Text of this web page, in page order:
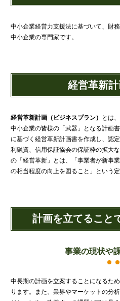
会社設立0円プラン
株式会社設立
合同会社設立
財団法人設立
NPO法人設立
経営革新計画取得支
経営革新計画の内容
計画を立てることで
承認のメリット
当税理士法人のサー
資金調達支援
融資による資金調達
金融機関の融資のポイ
融資を受けやすくす
中小企業経営力支援法に基づいて、財
中小企業の専門家です。
経営革新
経営革新計画（ビジネスプラン）
とは
中小企業の皆様の「武器」となる計画
に基づく経営革新計画書を作成し、認
利融資、信用保証協会の保証枠の拡大
の「経営革新」とは、「事業者が新事
の相当程度の向上を図ること」という
計画を立てること
事業の現状や
中長期の計画を立案することになるた
ります。また、業界やマーケットの分